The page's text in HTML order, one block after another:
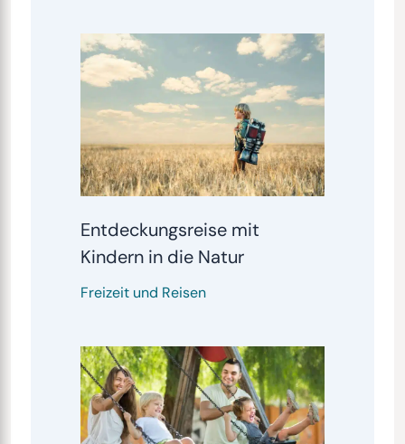
Entdeckungsreise mit
Kindern in die Natur
Freizeit und Reisen